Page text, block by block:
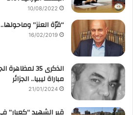
10/08/2022
“قرّة العنز” وماحولها..
16/02/2019
الذكرى 35
مباراة ليبيا.. الجزائر
21/01/2024